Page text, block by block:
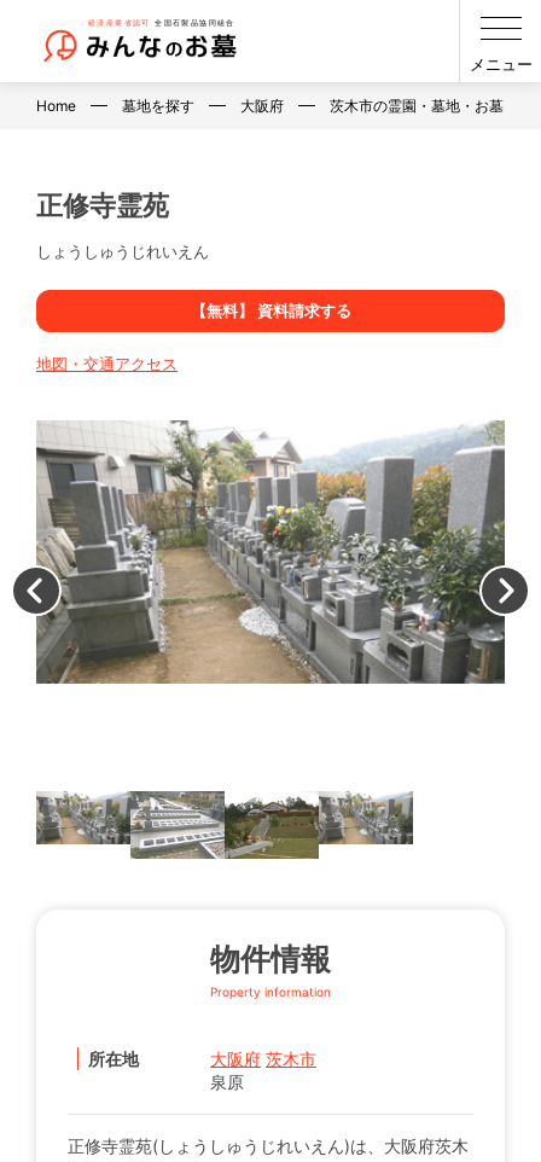
メニュー
Home 墓地を探す 大阪府 茨木市の霊園・墓地・お墓
正修寺霊苑
しょうしゅうじれいえん
【無料】 資料請求する
地図・交通アクセス
物件情報
Property information
所在地 大阪府 茨木市
泉原
正修寺霊苑(しょうしゅうじれいえん)は、大阪府茨木